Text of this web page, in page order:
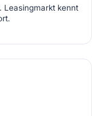
Leasingmarkt kennt